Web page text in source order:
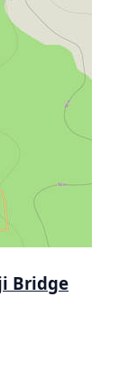
Bridge